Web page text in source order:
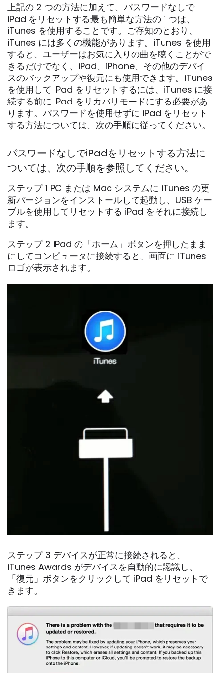
上記の 2 つの方法に加えて、パスワードなしで
iPad をリセットする最も簡単な方法の 1 つは、
iTunes を使用することです。ご存知のとおり、
iTunes には多くの機能があります。iTunes を使用
すると、ユーザーはお気に入りの曲を聴くことがで
きるだけでなく、iPad、iPhone、その他のデバイ
スのバックアップや復元にも使用できます。iTunes
を使用して iPad をリセットするには、iTunes に接
続する前に iPad をリカバリモードにする必要があ
ります。パスワードを使用せずに iPad をリセット
する方法については、次の手順に従ってください。
パスワードなしでiPadをリセットする方法に
ついては、次の手順を参照してください。
ステップ 1 PC または Mac システムに iTunes の更
新バージョンをインストールして起動し、USB ケー
ブルを使用してリセットする iPad をそれに接続し
ます。
ステップ 2 iPad の「ホーム」ボタンを押したまま
にしてコンピュータに接続すると、画面に iTunes
ロゴが表示されます。
ステップ 3 デバイスが正常に接続されると、
iTunes Awards がデバイスを自動的に認識し、
「復元」ボタンをクリックして iPad をリセットで
きます。